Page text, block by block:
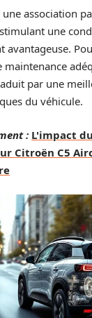
une association
une
avantageuse.
maintenance
par une
du véhicule.
: L'impact
Citroën C5